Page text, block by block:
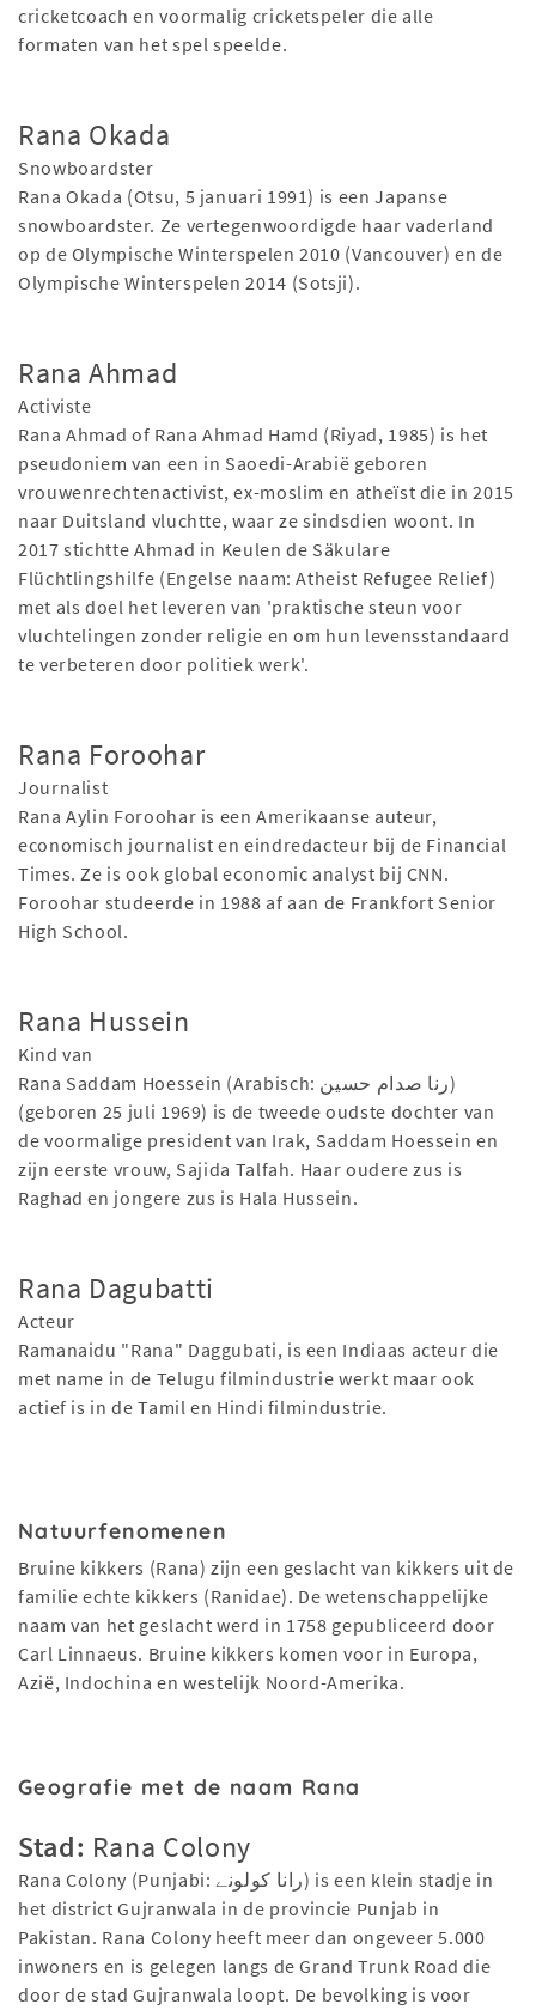
cricketcoach en voormalig cricketspeler die alle
formaten van het spel speelde.
Rana Okada
Snowboardster
Rana Okada (Otsu, 5 januari 1991) is een Japanse
snowboardster. Ze vertegenwoordigde haar vaderland
op de Olympische Winterspelen 2010 (Vancouver) en de
Olympische Winterspelen 2014 (Sotsji).
Rana Ahmad
Activiste
Rana Ahmad of Rana Ahmad Hamd (Riyad, 1985) is het
pseudoniem van een in Saoedi-Arabië geboren
vrouwenrechtenactivist, ex-moslim en atheïst die in 2015
naar Duitsland vluchtte, waar ze sindsdien woont. In
2017 stichtte Ahmad in Keulen de Säkulare
Flüchtlingshilfe (Engelse naam: Atheist Refugee Relief)
met als doel het leveren van 'praktische steun voor
vluchtelingen zonder religie en om hun levensstandaard
te verbeteren door politiek werk'.
Rana Foroohar
Journalist
Rana Aylin Foroohar is een Amerikaanse auteur,
economisch journalist en eindredacteur bij de Financial
Times. Ze is ook global economic analyst bij CNN.
Foroohar studeerde in 1988 af aan de Frankfort Senior
High School.
Rana Hussein
Kind van
Rana Saddam Hoessein (Arabisch: رنا صدام حسين)
(geboren 25 juli 1969) is de tweede oudste dochter van
de voormalige president van Irak, Saddam Hoessein en
zijn eerste vrouw, Sajida Talfah. Haar oudere zus is
Raghad en jongere zus is Hala Hussein.
Rana Dagubatti
Acteur
Ramanaidu "Rana" Daggubati, is een Indiaas acteur die
met name in de Telugu filmindustrie werkt maar ook
actief is in de Tamil en Hindi filmindustrie.
Natuurfenomenen
Bruine kikkers (Rana) zijn een geslacht van kikkers uit de
familie echte kikkers (Ranidae). De wetenschappelijke
naam van het geslacht werd in 1758 gepubliceerd door
Carl Linnaeus. Bruine kikkers komen voor in Europa,
Azië, Indochina en westelijk Noord-Amerika.
Geografie met de naam Rana
Stad: Rana Colony
Rana Colony (Punjabi: رانا کولونے) is een klein stadje in
het district Gujranwala in de provincie Punjab in
Pakistan. Rana Colony heeft meer dan ongeveer 5.000
inwoners en is gelegen langs de Grand Trunk Road die
door de stad Gujranwala loopt. De bevolking is voor